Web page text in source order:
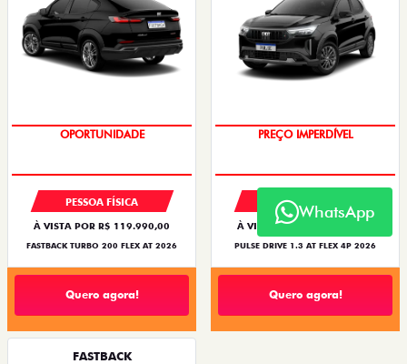
OPORTUNIDADE
PESSOA FÍSICA
À VISTA POR R$ 119.990,00
FASTBACK TURBO 200 FLEX AT 2026
Quero agora!
PREÇO IMPERDÍVEL
PESSOA FÍSICA
À VISTA POR R$ 109.990,00
PULSE DRIVE 1.3 AT FLEX 4P 2026
Quero agora!
FASTBACK
WhatsApp